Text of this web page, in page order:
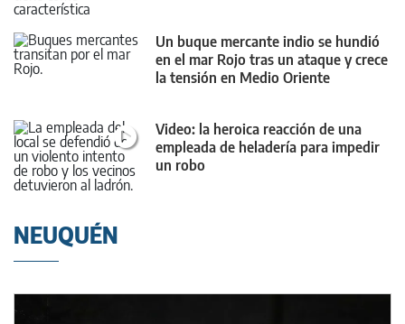
Un buque mercante indio se hundió
en el mar Rojo tras un ataque y crece
la tensión en Medio Oriente
Video: la heroica reacción de una
empleada de heladería para impedir
un robo
NEUQUÉN